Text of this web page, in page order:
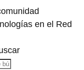
en el Red